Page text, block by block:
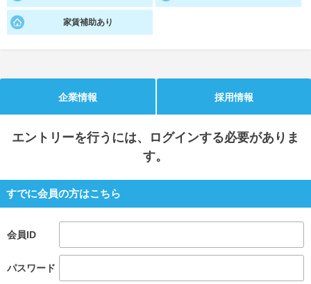
適職診断
就活時事ニュースを更新 不明点があればこちら
家賃補助あり
企業情報 採用情報
エントリーを行うには、ログインする必要がありま
す。
すでに会員の方はこちら
会員ID
パスワード